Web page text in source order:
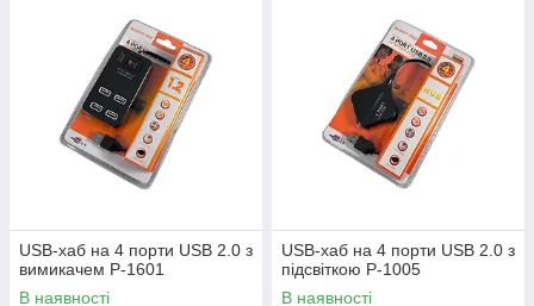
USB-хаб на 4 порти USB 2.0 з
вимикачем P-1601
В наявності
USB-хаб на 4 порти USB 2.0 з
підсвіткою P-1005
В наявності